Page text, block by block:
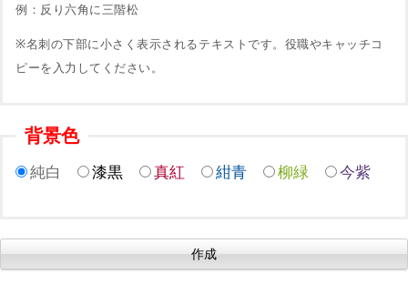
例：反り六角に三階松
※名刺の下部に小さく表示されるテキストです。役職やキャッチコ
ピーを入力してください。
背景色
純白 漆黒 真紅 紺青 柳緑 今紫